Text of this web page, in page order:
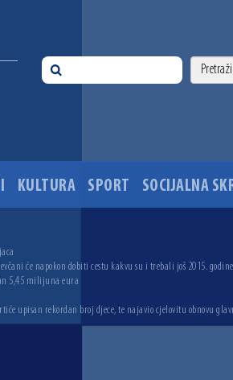
KULTURA SPORT SOCIJALNA
će napokon dobiti cestu kakvu su i trebali još 2015. godine
5,45 milijuna eura
upisan rekordan broj djece, te najavio cjelovitu obnovu